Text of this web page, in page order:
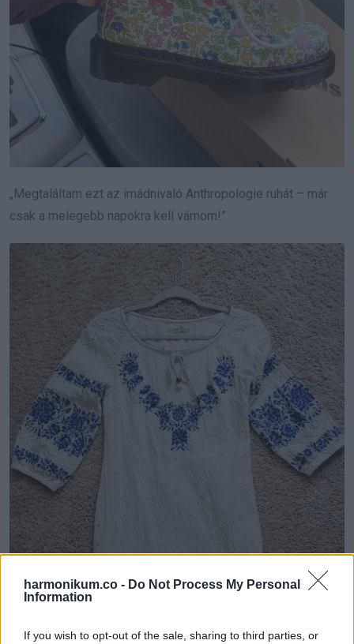
harmonikum.co - Do Not Process My Personal
Information
If you wish to opt-out of the sale, sharing to third parties, or
„Megtaláltam ezt az imádnivaló Anthropologie ruhát – már
csak a melegebb napokra kell várnom!”